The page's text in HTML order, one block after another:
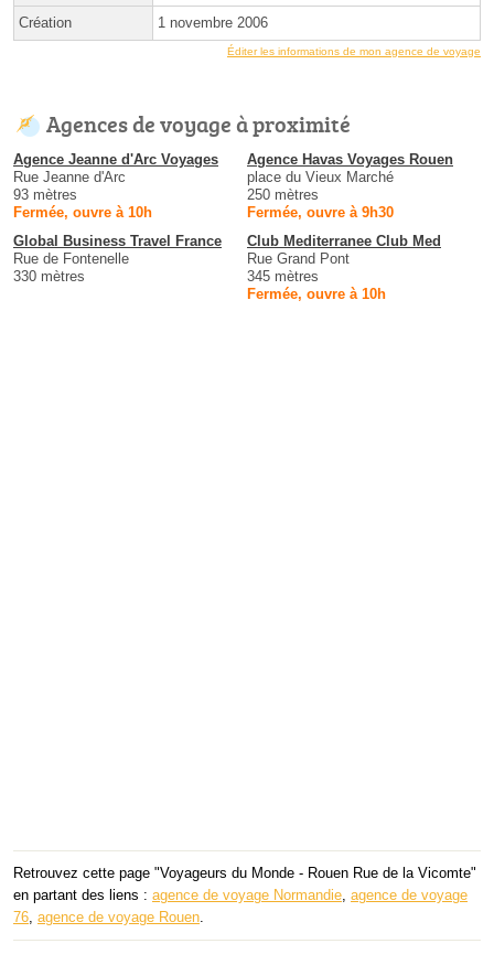
Création 1 novembre 2006
Éditer les informations de mon agence de voyage
Agences de voyage à proximité
Agence Jeanne d'Arc Voyages
Rue Jeanne d'Arc
93 mètres
Fermée, ouvre à 10h
Agence Havas Voyages Rouen
place du Vieux Marché
250 mètres
Fermée, ouvre à 9h30
Global Business Travel France
Rue de Fontenelle
330 mètres
Club Mediterranee Club Med
Rue Grand Pont
345 mètres
Fermée, ouvre à 10h
Retrouvez cette page "Voyageurs du Monde - Rouen Rue de la Vicomte"
en partant des liens : agence de voyage Normandie agence de voyage
76 agence de voyage Rouen